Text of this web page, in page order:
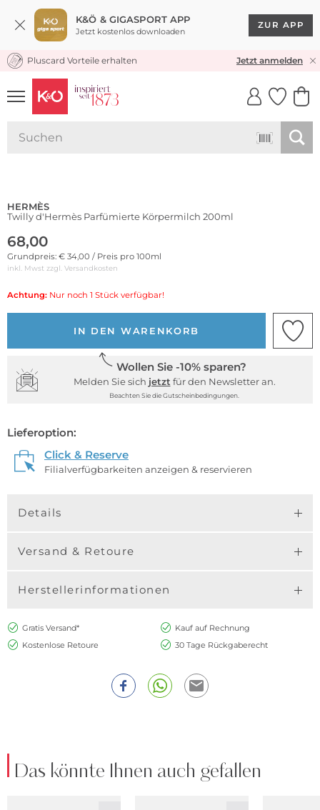
K&Ö & GIGASPORT APP
Jetzt kostenlos downloaden
ZUR APP
KOSTENLOSER VERSAND* & RÜCKVERSAND
Pluscard Vorteile erhalten Jetzt anmelden
UNSERE APP
CLICK &
HERMÈS
Twilly d'Hermès Parfümierte Körpermilch 200ml
68,00
Grundpreis: € 34,00 / Preis pro 100ml
inkl. Mwst zzgl. Versandkosten
Achtung: Nur noch 1 Stück verfügbar!
IN DEN WARENKORB
Wollen Sie -10% sparen?
Melden Sie sich jetzt für den Newsletter an.
Beachten Sie die Gutscheinbedingungen.
Lieferoption:
Click & Reserve
Filialverfügbarkeiten anzeigen & reservieren
Details
Versand & Retoure
Herstellerinformationen
Gratis Versand*
Kauf auf Rechnung
Kostenlose Retoure
30 Tage Rückgaberecht
Das könnte Ihnen auch gefallen